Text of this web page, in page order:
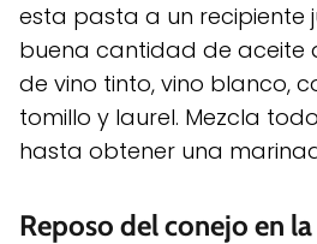
esta pasta a un recipiente
buena cantidad de aceite
de vino tinto, vino blanco,
tomillo y laurel. Mezcla
hasta obtener una
Reposo del conejo en